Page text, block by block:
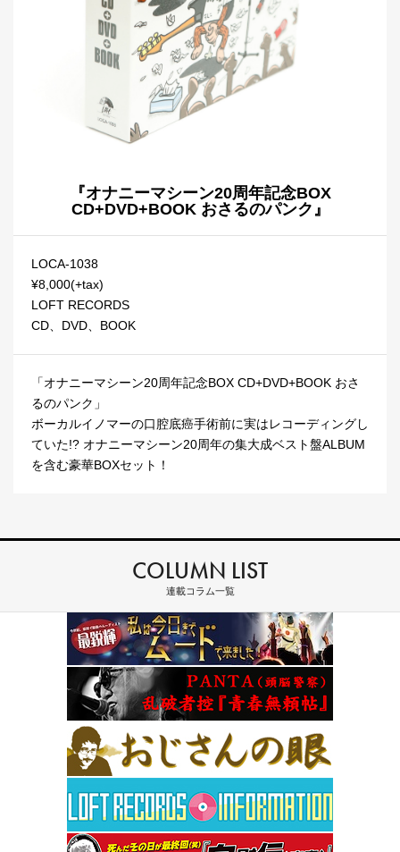
『オナニーマシーン20周年記念BOX
CD+DVD+BOOK おさるのパンク』
LOCA-1038
¥8,000(+tax)
LOFT RECORDS
CD、DVD、BOOK
「オナニーマシーン20周年記念BOX CD+DVD+BOOK おさ
るのパンク」
ボーカルイノマーの口腔底癌手術前に実はレコーディングし
ていた!? オナニーマシーン20周年の集大成ベスト盤ALBUM
を含む豪華BOXセット！
COLUMN LIST
連載コラム一覧